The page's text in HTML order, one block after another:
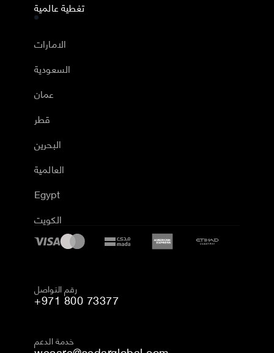
تغطية عالمية
الامارات
السعودية
عمان
قطر
البحرين
العالمية
Egypt
الكويت
رقم التواصل
+971 800 73377
خدمة الدعم